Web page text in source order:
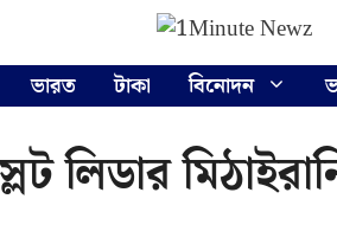
ভারত টাকা বিনোদন
লিডার